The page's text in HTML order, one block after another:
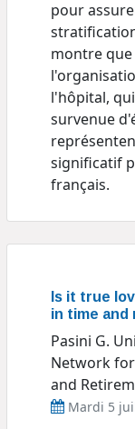
pour
montre que
l'hôpital,
survenue
significatif
français.
Is it true
in time and
Pasini G.
Network
and
Mardi 5